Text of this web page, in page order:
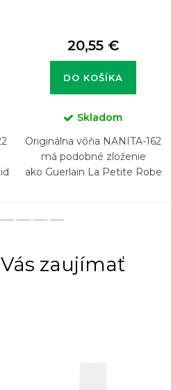
20,55 €
DO KOŠÍKA
Skladom
Originálna vôňa NANITA-162
má podobné zloženie
ako Guerlain La Petite Robe
zaujímať